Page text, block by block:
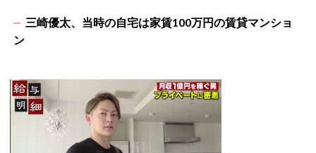
三崎優太、当時の自宅は家賃100万円の賃貸マンショ
ン